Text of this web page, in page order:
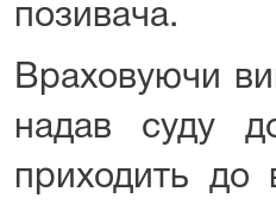
позивача.
Враховуючи
надав суду
приходить до